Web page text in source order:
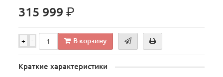
315 999р.
+ - В корзину
Краткие характеристики